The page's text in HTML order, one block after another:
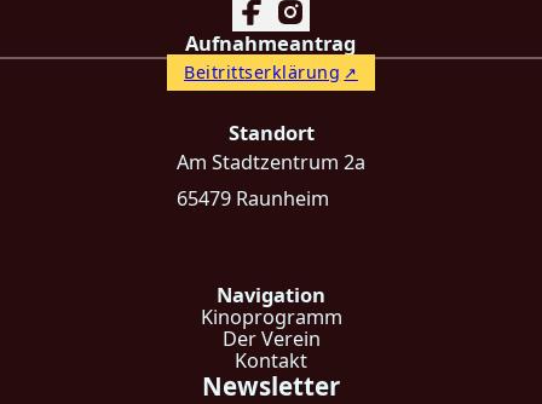
Follow us on Facebook
Follow us on Instagram
Aufnahmeantrag
Beitrittserklärung
Standort
Am Stadtzentrum 2a
65479 Raunheim
Navigation
Kinoprogramm
Der Verein
Kontakt
Newsletter